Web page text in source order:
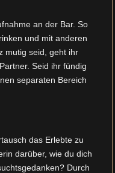
an der Bar. So
und mit anderen
mutig seid, geht ihr
Seid ihr fündig
separaten Bereich
das Erlebte zu
darüber, wie du dich
Durch